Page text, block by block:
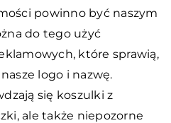
powinno być naszym
do tego użyć
które sprawią,
logo i nazwę.
się koszulki z
ale także niepozorne